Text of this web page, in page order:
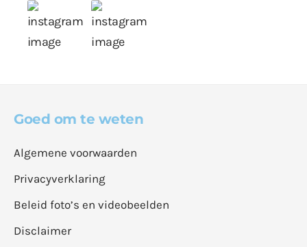
Goed om te weten
Algemene voorwaarden
Privacyverklaring
Beleid foto’s en videobeelden
Disclaimer